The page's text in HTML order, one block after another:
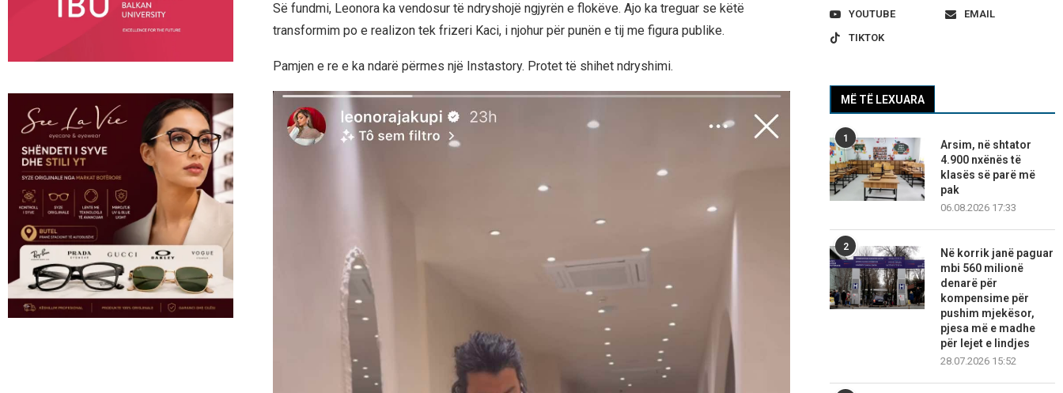
Së fundmi, Leonora ka vendosur të ndryshojë ngjyrën e flokëve. Ajo ka treguar se këtë
transformim po e realizon tek frizeri Kaci, i njohur për punën e tij me figura publike.
Pamjen e re e ka ndarë përmes një Instastory. Protet të shihet ndryshimi.
YOUTUBE
EMAIL
TIKTOK
MË TË LEXUARA
1
Arsim, në shtator
4.900 nxënës të
klasës së parë më
pak
06.08.2026 17:33
2
Në korrik janë paguar
mbi 560 milionë
denarë për
kompensime për
pushim mjekësor,
pjesa më e madhe
për lejet e lindjes
28.07.2026 15:52